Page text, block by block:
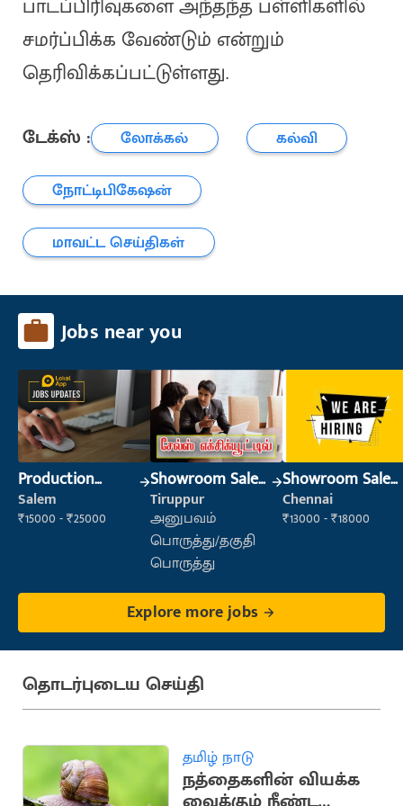
பாடப்பிரிவுகளை அந்தந்த பள்ளிகளில்
சமர்ப்பிக்க வேண்டும் என்றும்
தெரிவிக்கப்பட்டுள்ளது.
டேக்ஸ் : லோக்கல்
கல்வி
நோட்டிபிகேஷன்
மாவட்ட செய்திகள்
Jobs near you
Production
Supervisor
Salem
₹15000 - ₹25000
Showroom Sales
Executive (Retail
Sales)
Tiruppur
அனுபவம்
பொருத்து/தகுதி
பொருத்து
Showroom Sales
Executive (Retail
Sales)
Chennai
₹13000 - ₹18000
Explore more jobs
தொடர்புடைய செய்தி
தமிழ் நாடு
நத்தைகளின் வியக்க